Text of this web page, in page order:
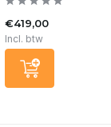
€419,00
Incl. btw